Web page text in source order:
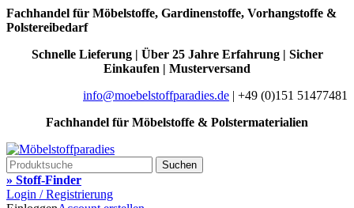
Fachhandel für Möbelstoffe, Gardinenstoffe, Vorhangstoffe &
Polstereibedarf
Schnelle Lieferung | Über 25 Jahre Erfahrung | Sicher
Einkaufen | Musterversand
info@moebelstoffparadies.de | +49 (0)151 51477481
Fachhandel für Möbelstoffe & Polstermaterialien
Suchen
» Stoff-Finder
Login / Registrierung